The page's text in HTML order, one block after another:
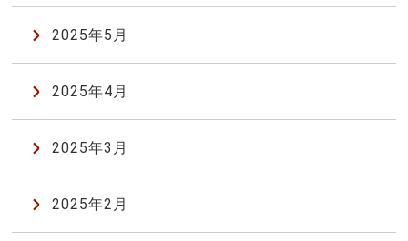
2025年5月
2025年4月
2025年3月
2025年2月